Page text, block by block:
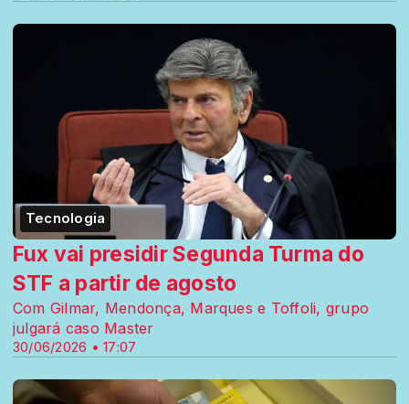
Tecnologia
30/06/2026 • 17:07
Fux vai presidir Segunda Turma do
STF a partir de agosto
Com Gilmar, Mendonça, Marques e Toffoli, grupo
julgará caso Master